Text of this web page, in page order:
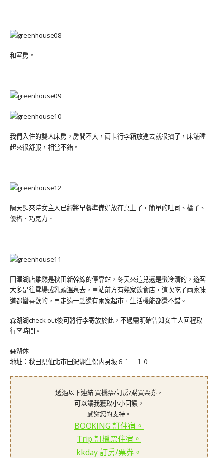
和室房。
我們入住的雙人床房，房間不大，兩卡行李箱放進去就很擠了，床舖睡
起來很舒服，相當不錯。
隔天醒來時女主人已經將早餐準備好放在桌上了，簡單的吐司、橘子、
優格、巧克力。
田澤湖店雖然是秋田新幹線的停靠站，冬天來這兒還是蠻冷清的，遊客
大多是往雪場或乳頭溫泉去，車站前方有幾家飲食店，這次吃了兩家味
道都蠻喜歡的，再走遠一點還有兩家超市，生活機能都還不錯。
森湖湖check out後可將行李寄放於此，不過需明確告知女主人回程取
行李時間。
森湖休
地址：秋田県仙北市田沢湖生保内男坂６１－１０
透過以下連結 買機票/訂房/購買票券，
可以讓我獲取小小回饋，
感謝您的支持。
BOOKING 訂住宿。
Trip 訂機票住宿。
kkday 訂房/票券。